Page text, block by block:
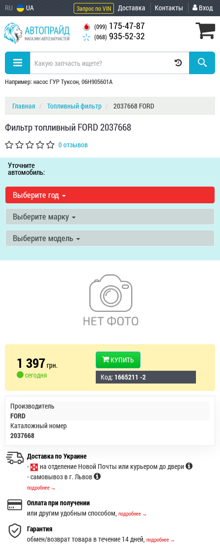
RU UA Запрос по VIN Доставка Контакты Вход
(099) 175-47-87
(068) 935-52-32
Например: насос ГУР Туксон, 06H905601A
Главная Топливный фильтр 2037668 FORD
Фильтр топливный FORD 2037668
0 отзывов
Уточните
автомобиль:
Выберите год
Выберите марку
Выберите модель
1 397грн.
сегодня
КУПИТЬ
Код: 1665211 -2
Производитель
FORD
Каталожный номер
2037668
Доставка по Украине
-
на отделение Новой Почты или курьером до двери
- самовывоз в г. Львов
подробнее →
Оплата при получении
или другим удобным способом, подробнее →
Гарантия
обмен/возврат товара в течение 14 дней, подробнее →